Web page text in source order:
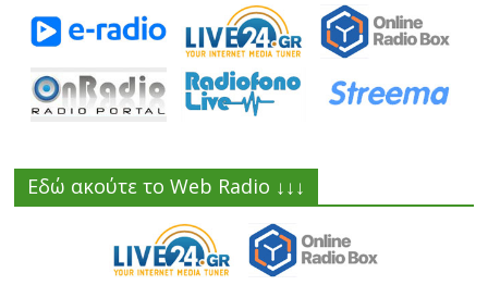
Εδώ ακούτε το Web Radio ↓↓↓